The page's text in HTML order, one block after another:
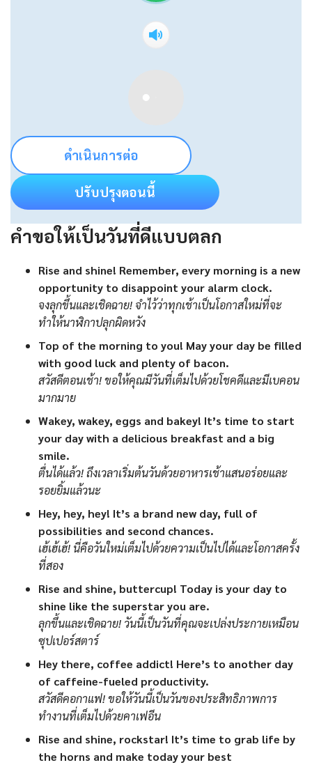
ดำเนินการต่อ
ปรับปรุงตอนนี้
คำขอให้เป็นวันที่ดีแบบตลก
Rise and shine! Remember, every morning is a new
opportunity to disappoint your alarm clock.
จงลุกขึ้นและเชิดฉาย! จำไว้ว่าทุกเช้าเป็นโอกาสใหม่ที่จะ
ทำให้นาฬิกาปลุกผิดหวัง
Top of the morning to you! May your day be filled
with good luck and plenty of bacon.
สวัสดีตอนเช้า! ขอให้คุณมีวันที่เต็มไปด้วยโชคดีและมีเบคอน
มากมาย
Wakey, wakey, eggs and bakey! It’s time to start
your day with a delicious breakfast and a big
smile.
ตื่นได้แล้ว! ถึงเวลาเริ่มต้นวันด้วยอาหารเช้าแสนอร่อยและ
รอยยิ้มแล้วนะ
Hey, hey, hey! It’s a brand new day, full of
possibilities and second chances.
เฮ้เฮ้เฮ้! นี่คือวันใหม่เต็มไปด้วยความเป็นไปได้และโอกาสครั้ง
ที่สอง
Rise and shine, buttercup! Today is your day to
shine like the superstar you are.
ลุกขึ้นและเชิดฉาย! วันนี้เป็นวันที่คุณจะเปล่งประกายเหมือน
ซุปเปอร์สตาร์
Hey there, coffee addict! Here’s to another day
of caffeine-fueled productivity.
สวัสดีคอกาแฟ! ขอให้วันนี้เป็นวันของประสิทธิภาพการ
ทำงานที่เต็มไปด้วยคาเฟอีน
Rise and shine, rockstar! It’s time to grab life by
the horns and make today your best